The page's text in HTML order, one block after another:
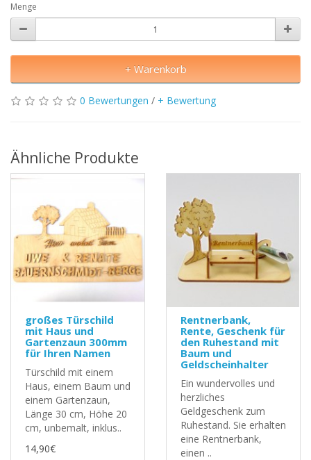
Menge
+ Warenkorb
0 Bewertungen / + Bewertung
Ähnliche Produkte
großes Türschild
mit Haus und
Gartenzaun 300mm
für Ihren Namen
Türschild mit einem
Haus, einem Baum und
einem Gartenzaun,
Länge 30 cm, Höhe 20
cm, unbemalt, inklus..
14,90€
Rentnerbank,
Rente, Geschenk für
den Ruhestand mit
Baum und
Geldscheinhalter
Ein wundervolles und
herzliches
Geldgeschenk zum
Ruhestand. Sie erhalten
eine Rentnerbank,
einen ..